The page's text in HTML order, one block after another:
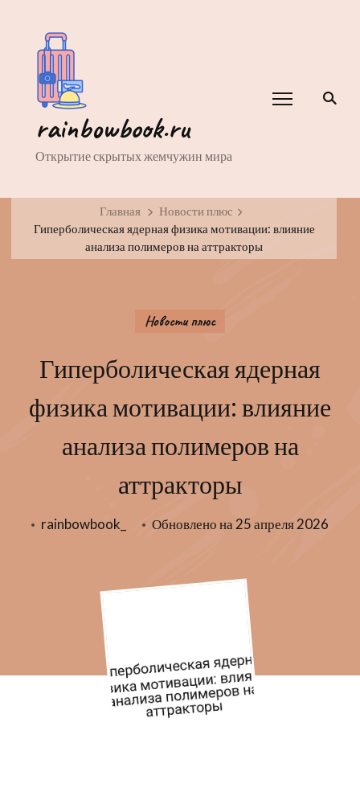
rainbowbook.ru
Открытие скрытых жемчужин мира
Главная
Новости плюс
Гиперболическая ядерная физика мотивации: влияние
анализа полимеров на аттракторы
Новости плюс
Гиперболическая ядерная
физика мотивации: влияние
анализа полимеров на
аттракторы
rainbowbook_ Обновлено на 25 апреля 2026